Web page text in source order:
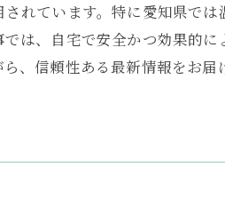
れています。特に愛知県で
は、自宅で安全かつ効果的
、信頼性ある最新情報をお